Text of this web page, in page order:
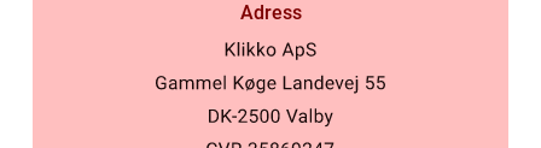
Adress